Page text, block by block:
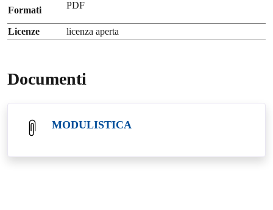
Formati PDF
Licenze licenza aperta
Documenti
MODULISTICA